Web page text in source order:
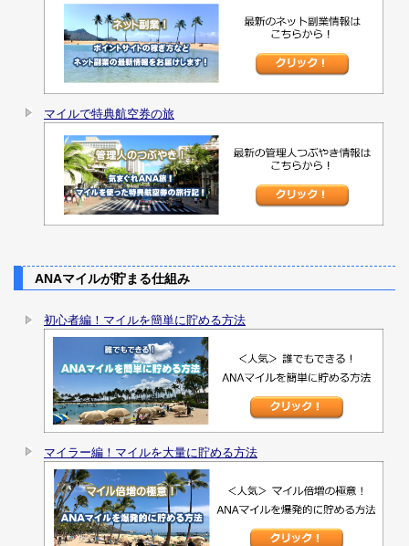
マイルで特典航空券の旅
ANAマイルが貯まる仕組み
初心者編！マイルを簡単に貯める方法
マイラー編！マイルを大量に貯める方法